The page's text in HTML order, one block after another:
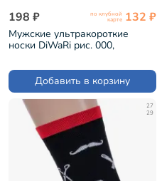
198 ₽ по клубной
карте 132 ₽
Мужские ультракороткие
носки DiWaRi рис. 000,
Добавить в корзину
27
29